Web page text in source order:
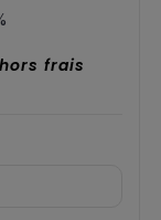
frais